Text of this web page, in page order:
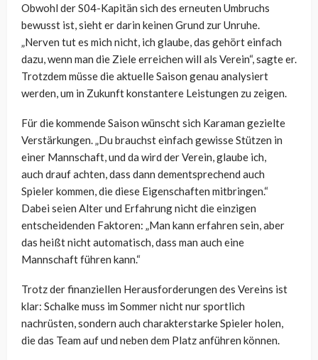
Obwohl der S04-Kapitän sich des erneuten Umbruchs
bewusst ist, sieht er darin keinen Grund zur Unruhe.
„Nerven tut es mich nicht, ich glaube, das gehört einfach
dazu, wenn man die Ziele erreichen will als Verein“, sagte er.
Trotzdem müsse die aktuelle Saison genau analysiert
werden, um in Zukunft konstantere Leistungen zu zeigen.
Für die kommende Saison wünscht sich Karaman gezielte
Verstärkungen. „Du brauchst einfach gewisse Stützen in
einer Mannschaft, und da wird der Verein, glaube ich,
auch draufachten, dass dann dementsprechend auch
Spieler kommen, die diese Eigenschaften mitbringen.“
Dabei seien Alter und Erfahrung nicht die einzigen
entscheidenden Faktoren: „Man kann erfahren sein, aber
das heißt nicht automatisch, dass man auch eine
Mannschaft führen kann.“
Trotz der finanziellen Herausforderungen des Vereins ist
klar: Schalke muss im Sommer nicht nur sportlich
nachrüsten, sondern auch charakterstarke Spieler holen,
die das Team auf und neben dem Platz anführen können.